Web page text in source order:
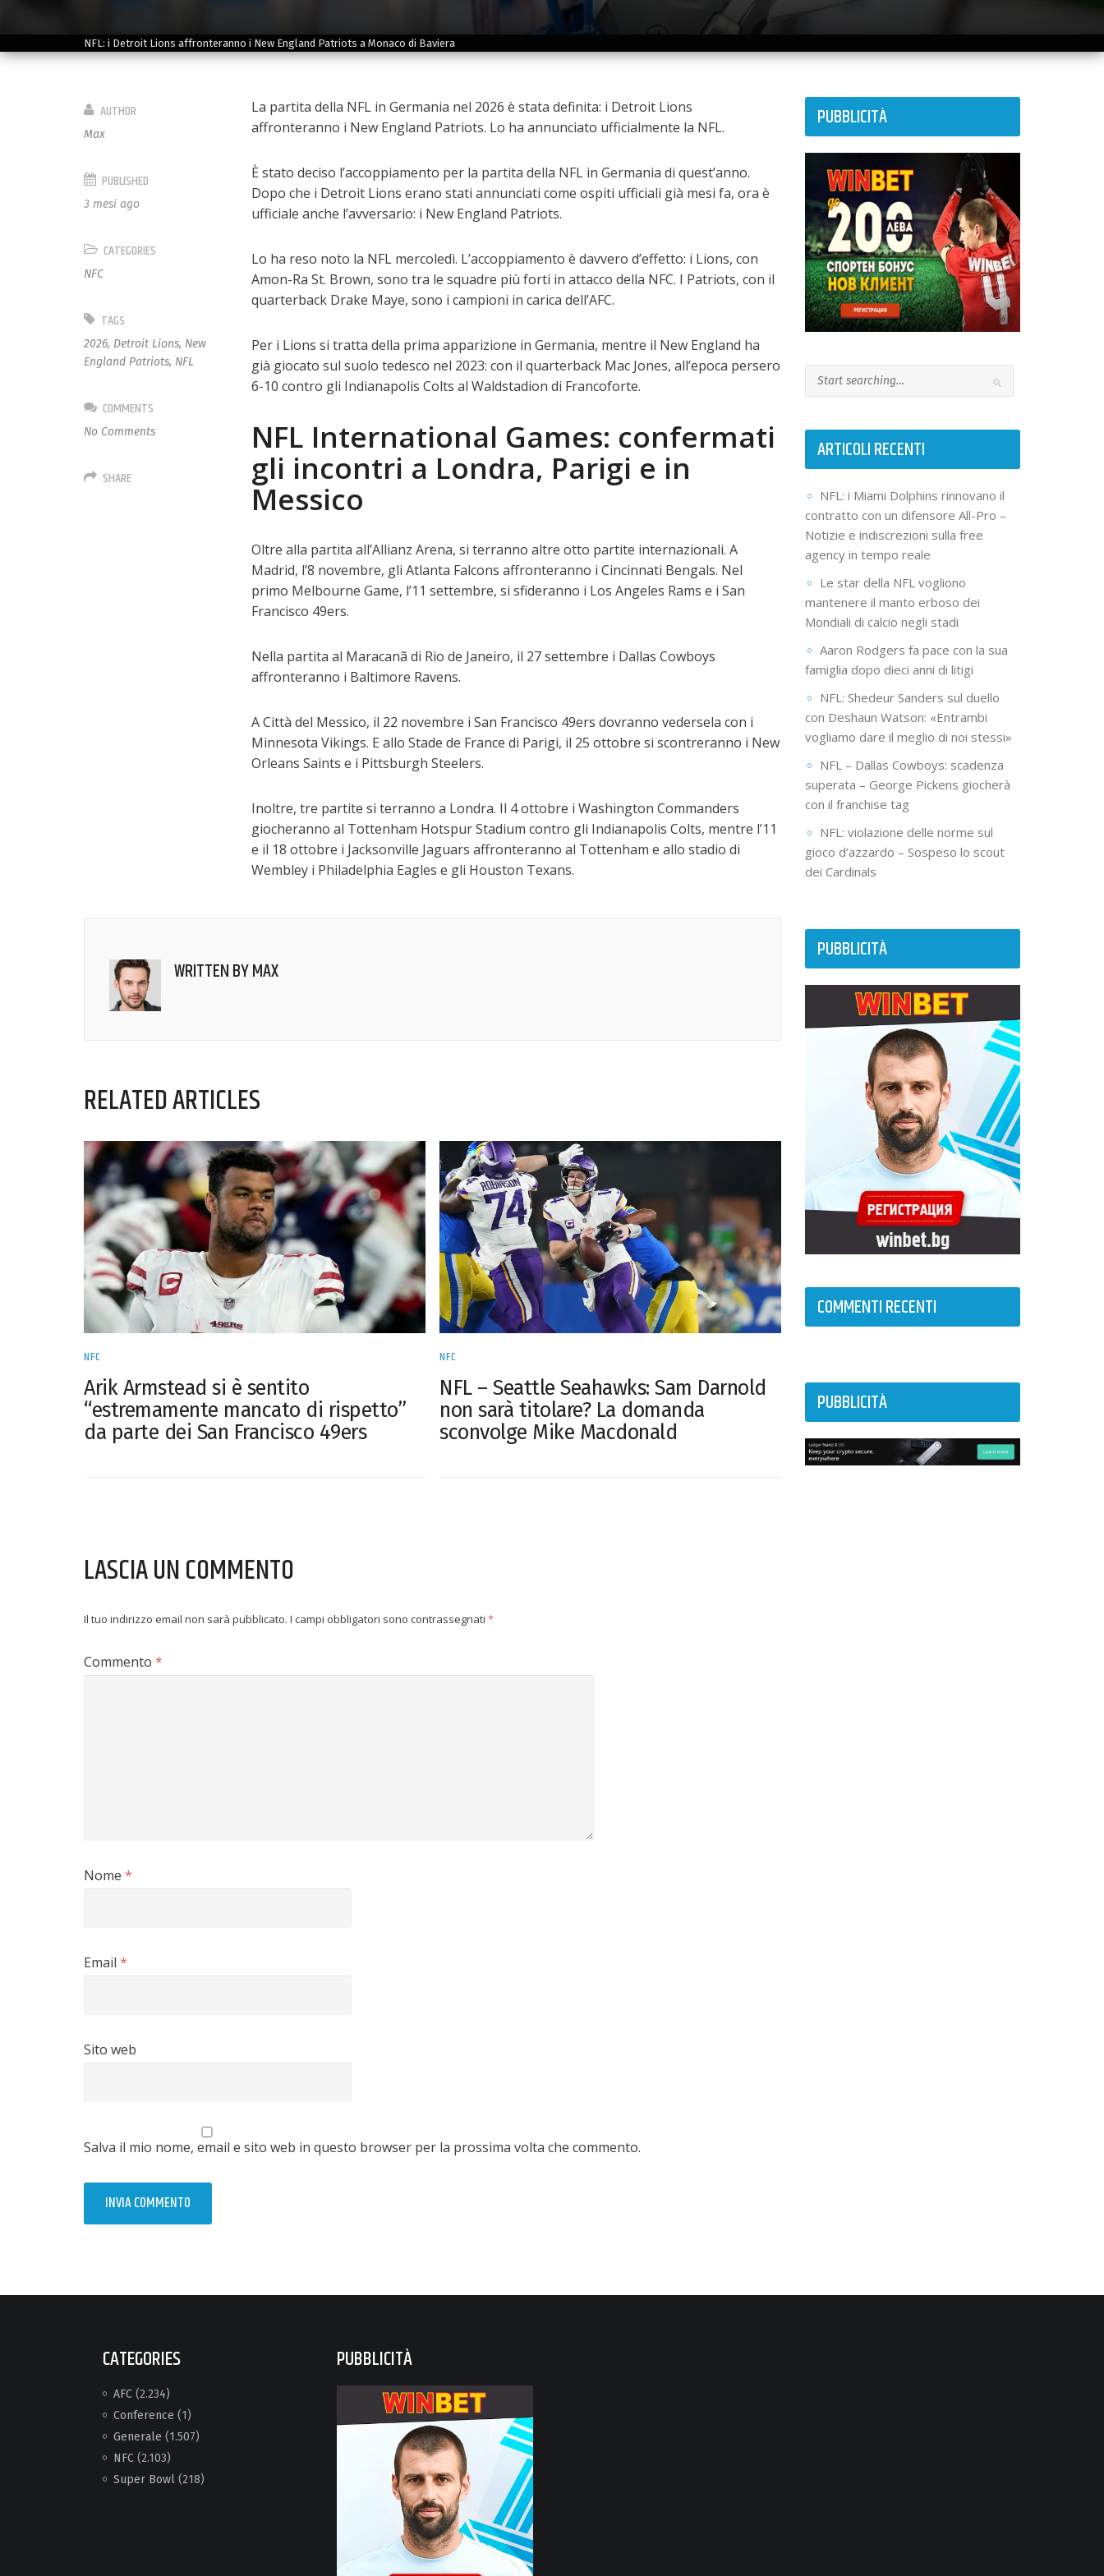
NFL: i Detroit Lions affronteranno i New England Patriots a Monaco di Baviera
La partita della NFL in Germania nel 2026 è stata definita: i Detroit Lions
affronteranno i New England Patriots. Lo ha annunciato ufficialmente la NFL.
È stato deciso l’accoppiamento per la partita della NFL in Germania di quest’anno.
Dopo che i Detroit Lions erano stati annunciati come ospiti ufficiali già mesi fa, ora è
ufficiale anche l’avversario: i New England Patriots.
Lo ha reso noto la NFL mercoledì. L’accoppiamento è davvero d’effetto: i Lions, con
Amon-Ra St. Brown, sono tra le squadre più forti in attacco della NFC. I Patriots, con il
quarterback Drake Maye, sono i campioni in carica dell’AFC.
Per i Lions si tratta della prima apparizione in Germania, mentre il New England ha
già giocato sul suolo tedesco nel 2023: con il quarterback Mac Jones, all’epoca persero
6-10 contro gli Indianapolis Colts al Waldstadion di Francoforte.
NFL International Games: confermati
gli incontri a Londra, Parigi e in
Messico
Oltre alla partita all’Allianz Arena, si terranno altre otto partite internazionali. A
Madrid, l’8 novembre, gli Atlanta Falcons affronteranno i Cincinnati Bengals. Nel
primo Melbourne Game, l’11 settembre, si sfideranno i Los Angeles Rams e i San
Francisco 49ers.
Nella partita al Maracanã di Rio de Janeiro, il 27 settembre i Dallas Cowboys
affronteranno i Baltimore Ravens.
A Città del Messico, il 22 novembre i San Francisco 49ers dovranno vedersela con i
Minnesota Vikings. E allo Stade de France di Parigi, il 25 ottobre si scontreranno i New
Orleans Saints e i Pittsburgh Steelers.
Inoltre, tre partite si terranno a Londra. Il 4 ottobre i Washington Commanders
giocheranno al Tottenham Hotspur Stadium contro gli Indianapolis Colts, mentre l’11
e il 18 ottobre i Jacksonville Jaguars affronteranno al Tottenham e allo stadio di
Wembley i Philadelphia Eagles e gli Houston Texans.
AUTHOR
Max
PUBLISHED
3 mesi ago
CATEGORIES
NFC
TAGS
2026, Detroit Lions, New
England Patriots, NFL
COMMENTS
No Comments
SHARE
WRITTEN BYMAX
RELATED ARTICLES
NFC
Arik Armstead si è sentito
“estremamente mancato di rispetto”
da parte dei San Francisco 49ers
NFC
NFL – Seattle Seahawks: Sam Darnold
non sarà titolare? La domanda
sconvolge Mike Macdonald
LASCIA UN COMMENTO
Il tuo indirizzo email non sarà pubblicato. I campi obbligatori sono contrassegnati *
Commento *
Nome *
Email *
Sito web
Salva il mio nome, email e sito web in questo browser per la prossima volta che commento.
PUBBLICITÀ
ARTICOLI RECENTI
NFL: i Miami Dolphins rinnovano il
contratto con un difensore All-Pro –
Notizie e indiscrezioni sulla free
agency in tempo reale
Le star della NFL vogliono
mantenere il manto erboso dei
Mondiali di calcio negli stadi
Aaron Rodgers fa pace con la sua
famiglia dopo dieci anni di litigi
NFL: Shedeur Sanders sul duello
con Deshaun Watson: «Entrambi
vogliamo dare il meglio di noi stessi»
NFL – Dallas Cowboys: scadenza
superata – George Pickens giocherà
con il franchise tag
NFL: violazione delle norme sul
gioco d’azzardo – Sospeso lo scout
dei Cardinals
PUBBLICITÀ
COMMENTI RECENTI
PUBBLICITÀ
CATEGORIES
AFC(2.234)
Conference (1)
Generale (1.507)
NFC(2.103)
Super Bowl(218)
PUBBLICITÀ